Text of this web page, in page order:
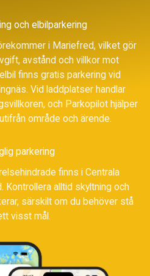
och elbilparkering
i Mariefred, vilket gör
avstånd och villkor mot
finns gratis parkering vid
Vid laddplatser handlar
och Parkopilot hjälper
område och ärende.
parkering
finns i Centrala
Kontrollera alltid skyltning och
särskilt om du behöver stå
visst mål.